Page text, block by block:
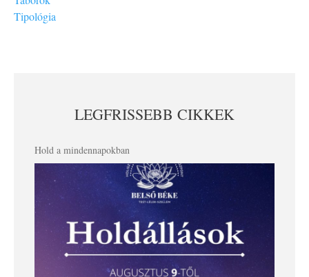
Tipológia
LEGFRISSEBB CIKKEK
Hold a mindennapokban